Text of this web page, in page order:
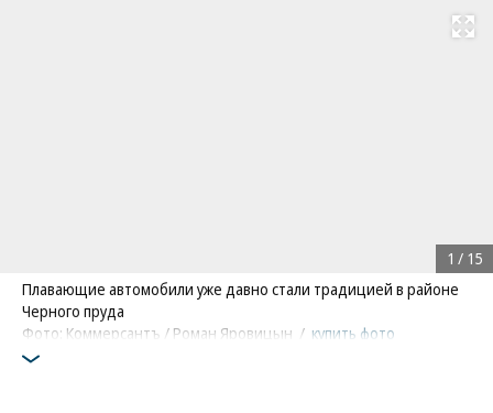
Развернуть
Плавающие автомобили уже давно стали традицией в районе
Черного пруда
Фото: Коммерсантъ / Роман Яровицын / купить фото
/купить фото
1 / 15